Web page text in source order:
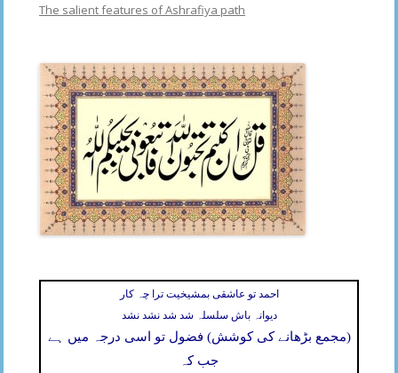
The salient features of Ashrafiya path
احمد تو عاشقی بمشیخیت ترا چہ کار
دیوانہ باش سلسلہ شد شد نشد نشد
(مجمع بڑھانے کی کوشش) فضول تو اسی درجہ میں ہے
جب کہ